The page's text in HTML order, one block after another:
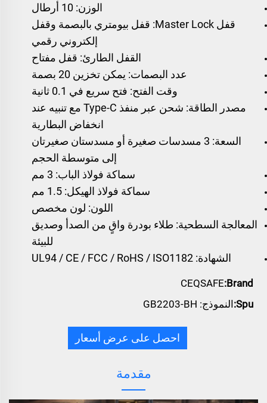
الوزن: 10 أرطال
قفل Master Lock: قفل بيومتري بالبصمة وقفل
إلكتروني رقمي
القفل الطارئ: قفل مفتاح
عدد البصمات: يمكن تخزين 20 بصمة
وقت الفتح: فتح سريع في 0.1 ثانية
مصدر الطاقة: شحن عبر منفذ Type-C مع تنبيه عند
انخفاض البطارية
السعة: 3 مسدسات صغيرة أو مسدستان صغيرتان
إلى متوسطة الحجم
سماكة فولاذ الباب: 3 مم
سماكة فولاذ الهيكل: 1.5 مم
اللون: لون مخصص
المعالجة السطحية: طلاء بودرة واقٍ من الصدأ وصديق
للبيئة
الشهادة: UL94 / CE / FCC / RoHS / ISO1182
Brand:
CEQSAFE
Spu: النموذج: GB2203-BH
احصل على عرض أسعار
مقدمة